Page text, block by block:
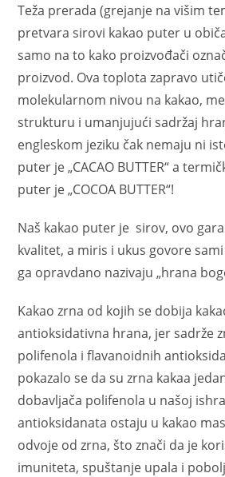
Teža prerada (grejanje na višim
pretvara sirovi kakao puter u
samo na to kako proizvođači
proizvod. Ova toplota zapravo
molekularnom nivou na kakao,
strukturu i umanjujući sadržaj
engleskom jeziku čak nemaju ni
puter je „CACAO BUTTER“ a
puter je „COCOA BUTTER“!
Naš kakao puter je sirov, ovo
kvalitet, a miris i ukus govore
ga opravdano nazivaju „hrana
Kakao zrna od kojih se dobija
antioksidativna hrana, jer sadrže
polifenola i flavanoidnih
pokazalo se da su zrna kakaa
dobavljača polifenola u našoj
antioksidanata ostaju u kakao
odvoje od zrna, što znači da je
imuniteta, spuštanje upala i